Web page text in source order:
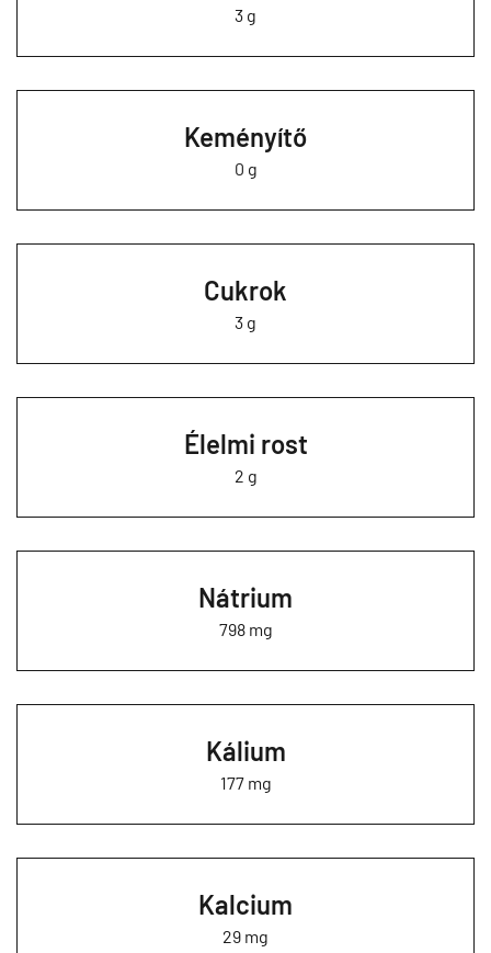
3 g
Keményítő
0 g
Cukrok
3 g
Élelmi rost
2 g
Nátrium
798 mg
Kálium
177 mg
Kalcium
29 mg